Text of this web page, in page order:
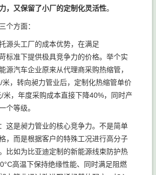
，又保留了小厂的定制化灵活性。
个方面：
源头工厂的成本优势，在满足
标准下提供极具竞争力的价格。举个实
汽车企业原来从代理商采购热缩管，
，转向昶力管业后，定制化热缩管单价
米，年度采购成本直接下降40%，同时产
个等级。
：这是昶力管业的核心竞争力。不是简单
，而是根据客户的特殊工况进行高分子
比如为比亚迪定制的新能源线束防护热
高温下保持绝缘性能、同时满足阻燃